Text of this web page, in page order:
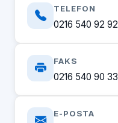
TELEFON
0216 540 92 92
FAKS
0216 540 90 33
E-POSTA